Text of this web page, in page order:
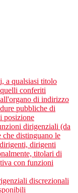
a qualsiasi titolo
conferiti
di indirizzo
pubbliche di
posizione
dirigenziali (da
che distinguano le
dirigenti
titolari di
con funzioni
discrezionali